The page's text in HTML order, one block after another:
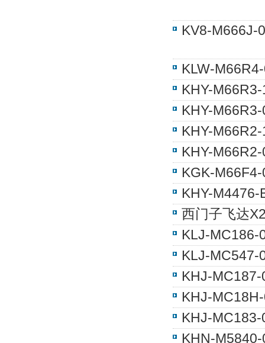
KV8-M666J-
KLW-
KHY-
KHY-
KHY-
KHY-
KGK-
KHY-
西门子飞达
KLJ-MC186-
KLJ-MC547-
KHJ-
KHJ-
KHJ-
KHN-